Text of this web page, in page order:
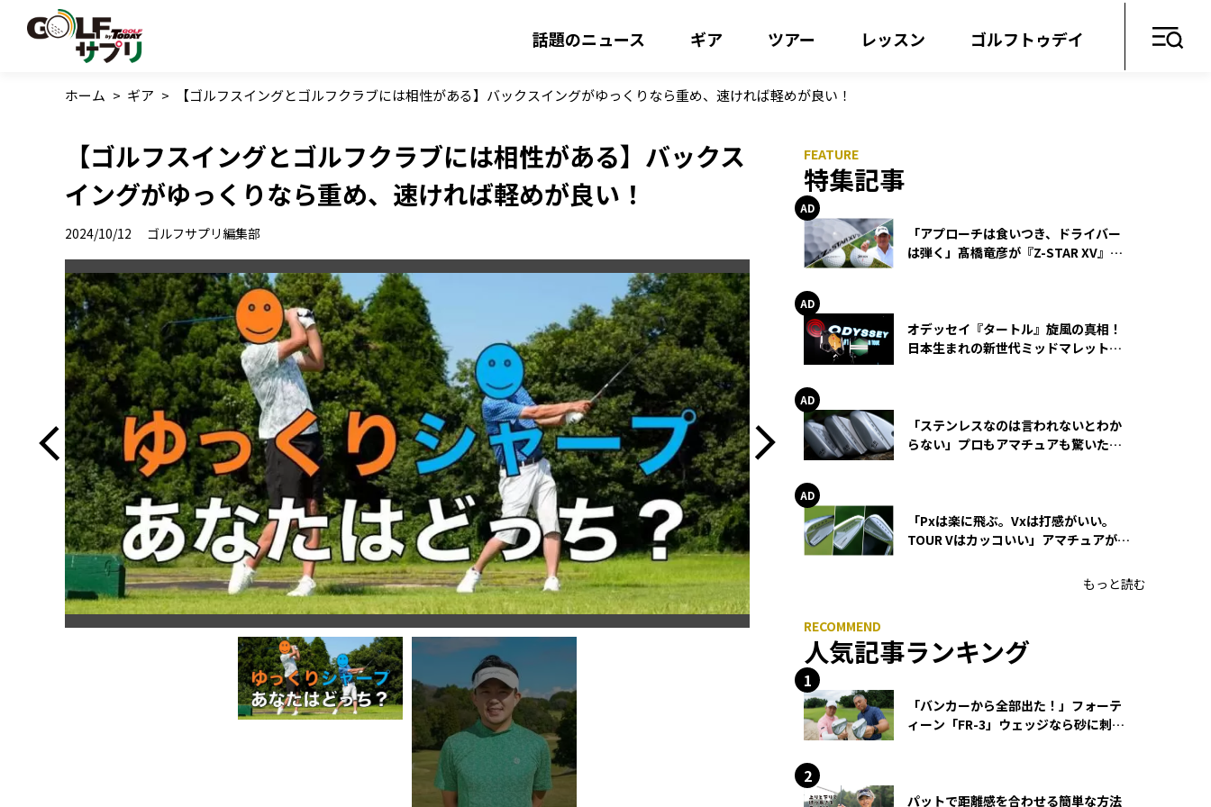
話題のニュース ギア ツアー レッスン ゴルフトゥデイ
ホーム > ギア > 【ゴルフスイングとゴルフクラブには相性がある】バックスイングがゆっくりなら重め、速ければ軽めが良い！
【ゴルフスイングとゴルフクラブには相性がある】バックス
イングがゆっくりなら重め、速ければ軽めが良い！
2024/10/12 ゴルフサプリ編集部
特集記事
「アプローチは食いつき、ドライバー
は弾く」髙橋竜彦が『Z-STAR XV』を
オデッセイ『タートル』旋風の真相！
日本生まれの新世代ミッドマレットが
「ステンレスなのは言われないとわか
らない」プロもアマチュアも驚いた
「Pxは楽に飛ぶ。Vxは打感がいい。
TOUR Vはカッコいい」アマチュアが選
もっと読む
人気記事ランキング
「バンカーから全部出た！」フォーテ
ィーン「FR-3」ウェッジなら砂に刺さ
パットで距離感を合わせる簡単な方法